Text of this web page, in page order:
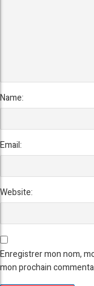
Name:
Email:
Website:
Enregistrer mon nom,
mon prochain